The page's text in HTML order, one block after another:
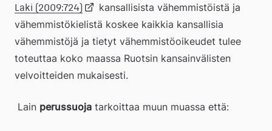
o
m
m
u
n
Laki (2009:724) Länk
till
extern
webbplats
kansallisista vähemmistöistä ja
vähemmistökielistä koskee kaikkia kansallisia
vähemmistöjä ja tietyt vähemmistöoikeudet tulee
toteuttaa koko maassa Ruotsin kansainvälisten
velvoitteiden mukaisesti.
Lain perussuoja tarkoittaa muun muassa että: